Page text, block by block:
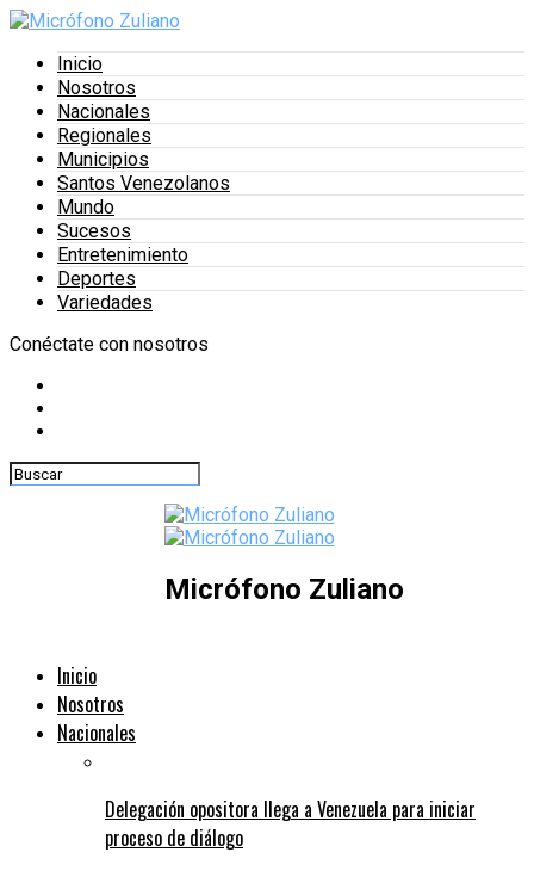
Inicio
Nosotros
Nacionales
Regionales
Municipios
Santos Venezolanos
Mundo
Sucesos
Entretenimiento
Deportes
Variedades
Conéctate con nosotros
Micrófono Zuliano
Inicio
Nosotros
Nacionales
Delegación opositora llega a Venezuela para iniciar
proceso de diálogo